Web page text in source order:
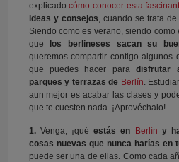
explicadocómo conocer esta
ideas y consejos, cuando se trata de
Siendo como es verano, siendo como
que
los berlineses sacan su
queremos compartir contigo algunos
que puedes hacer paradisfrutar
parques y terrazas de Berlín.
aun mejor es acabar las clases y
que te cuesten nada. ¡Aprovéchalo!
1.Venga, ¡quéestás en Berlín y
cosas nuevas que nunca harías en
puede ser una de ellas. Como cada